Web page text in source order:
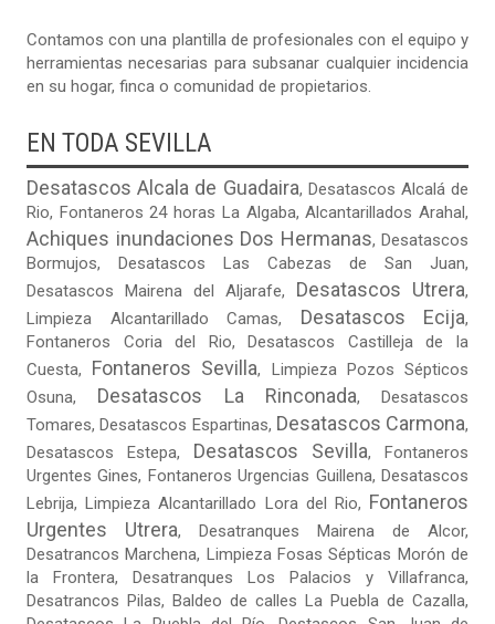
Contamos con una plantilla de profesionales con el equipo y
herramientas necesarias para subsanar cualquier incidencia
en su hogar, finca o comunidad de propietarios.
EN TODA SEVILLA
Desatascos Alcala de Guadaira, Desatascos Alcalá de
Rio, Fontaneros 24 horas La Algaba,Alcantarillados Arahal,
Achiques inundaciones Dos Hermanas, Desatascos
Bormujos, Desatascos Las Cabezas de San Juan,
Desatascos Mairena del Aljarafe, Desatascos Utrera,
Limpieza Alcantarillado Camas, Desatascos Ecija,
Fontaneros Coria del Rio,Desatascos Castilleja de la
Cuesta, Fontaneros Sevilla, Limpieza Pozos Sépticos
Osuna, Desatascos La Rinconada, Desatascos
Tomares,Desatascos Espartinas, Desatascos Carmona,
Desatascos Estepa, Desatascos Sevilla, Fontaneros
Urgentes Gines, Fontaneros Urgencias Guillena,Desatascos
Lebrija,Limpieza Alcantarillado Lora del Rio, Fontaneros
Urgentes Utrera, Desatranques Mairena de Alcor,
Desatrancos Marchena, Limpieza Fosas Sépticas Morón de
la Frontera, Desatranques Los Palacios y Villafranca,
Desatrancos Pilas, Baldeo de calles La Puebla de Cazalla,